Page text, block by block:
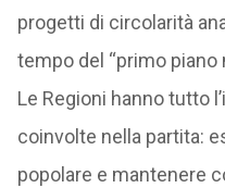
progetti di circolarità
tempo del “primo piano
Le Regioni hanno tutto
coinvolte nella partita:
popolare e mantenere